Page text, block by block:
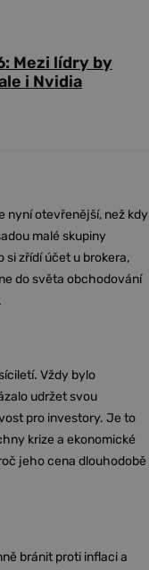
Mezi lídry by
i Nvidia
nyní otevřenější, než kdy
malé skupiny
si zřídí účet u brokera,
do světa obchodování
Vždy bylo
udržet svou
pro investory. Je to
krize a ekonomické
jeho cena dlouhodobě
bránit proti inflaci a